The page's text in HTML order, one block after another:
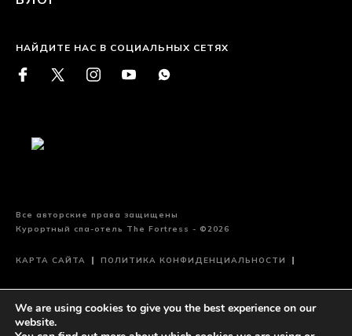
НАЙДИТЕ НАС В СОЦИАЛЬНЫХ СЕТЯХ
Все авторские права защищены
Курортный спа-отель The Fortress - ©2026
КАРТА САЙТА ПОЛИТИКА КОНФИДЕНЦИАЛЬНОСТИ
УСЛОВИЯ ЭКСПЛУАТАЦИИ
Сайт спроектирован и разработан
We are using cookies to give you the best experience on our
website.